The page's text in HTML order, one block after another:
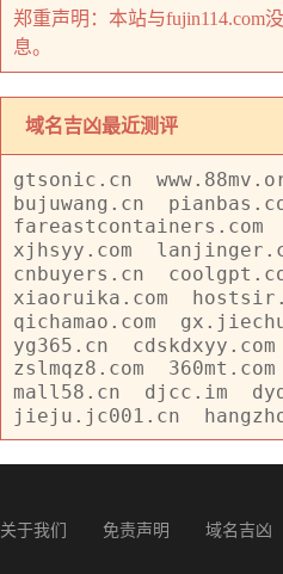
郑重声明：本站与fujin114.com
息。
域名吉凶最近测评
gtsonic.cn
bujuwang.cn
fareastcontainers.com
xjhsyy.com
cnbuyers.cn
xiaoruika.com
qichamao.com
yg365.cn
cdskdxyy.com
zslmqz8.com
360mt.com
mall58.cn
djcc.im
jieju.jc001.cn
关于我们 免责声明 域名吉凶